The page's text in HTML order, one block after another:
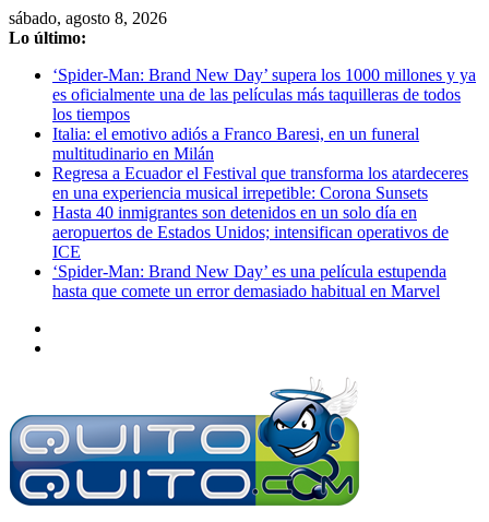
Saltar
al
sábado, agosto 8, 2026
Lo último:
‘Spider-Man: Brand New Day’ supera los 1000 millones y ya
es oficialmente una de las películas más taquilleras de todos
los tiempos
Italia: el emotivo adiós a Franco Baresi, en un funeral
multitudinario en Milán
Regresa a Ecuador el Festival que transforma los atardeceres
en una experiencia musical irrepetible: Corona Sunsets
Hasta 40 inmigrantes son detenidos en un solo día en
aeropuertos de Estados Unidos; intensifican operativos de
ICE
‘Spider-Man: Brand New Day’ es una película estupenda
hasta que comete un error demasiado habitual en Marvel